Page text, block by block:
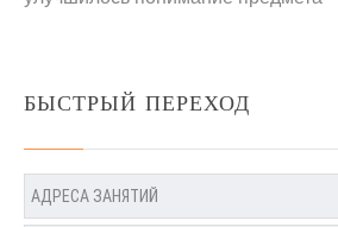
БЫСТРЫЙ ПЕРЕХОД
АДРЕСА ЗАНЯТИЙ